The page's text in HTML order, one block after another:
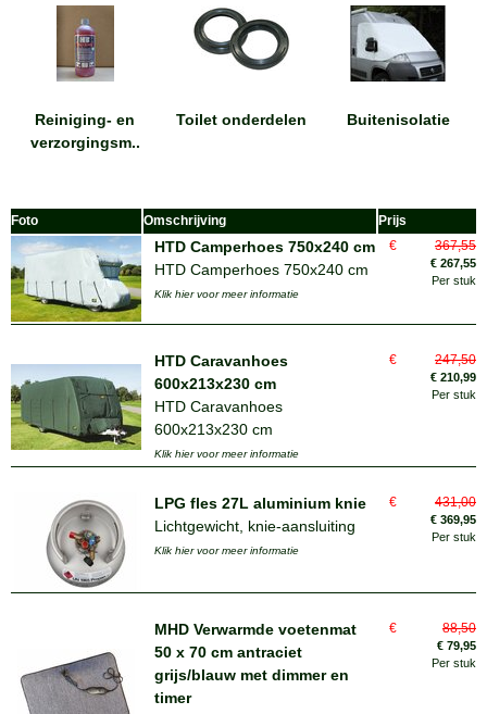
Reiniging- en
verzorgingsm..
Toilet onderdelen Buitenisolatie
Foto Omschrijving Prijs
HTD Camperhoes 750x240 cm
HTD Camperhoes 750x240 cm
Klik hier voor meer informatie
€ 367,55
€ 267,55
Per stuk
HTD Caravanhoes
600x213x230 cm
HTD Caravanhoes
600x213x230 cm
Klik hier voor meer informatie
€ 247,50
€ 210,99
Per stuk
LPG fles 27L aluminium knie
Lichtgewicht, knie-aansluiting
Klik hier voor meer informatie
€ 431,00
€ 369,95
Per stuk
MHD Verwarmde voetenmat
50 x 70 cm antraciet
grijs/blauw met dimmer en
timer
€ 88,50
€ 79,95
Per stuk